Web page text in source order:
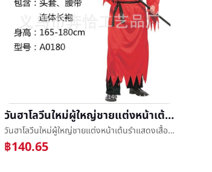
วันฮาโลวีนใหม่ผู้ใหญ่ชายแต่งหน้าเต้นรำแสดงเสื้อผ้าอาหารศพåµศพอาหารศพผีเครื่องแต่งกายแสดงเสื้อผ้า
วันฮาโลวีนใหม่ผู้ใหญ่ชายแต่งหน้าเต้นรำแสดงเสื้อผ้าอาหารศพåµศพอาหารศพผีเครื่องแต่งกายแสดงเสื้อผ้า
฿140.65